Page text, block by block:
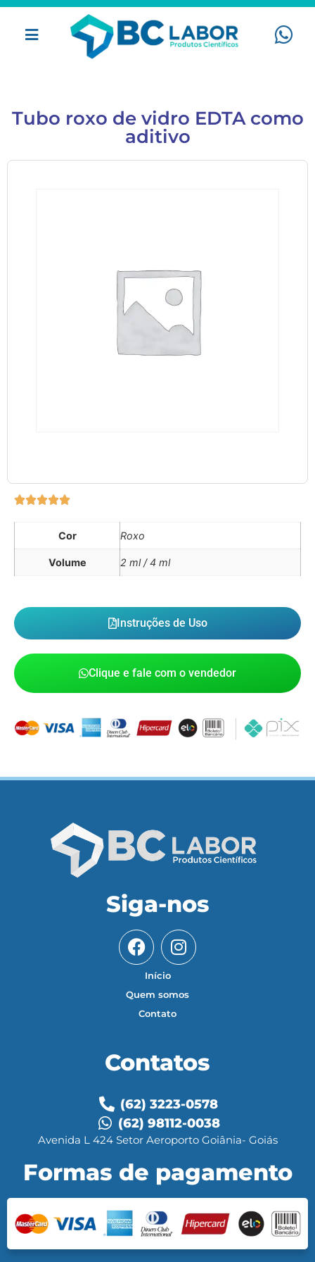
Tubo roxo de vidro EDTA como
aditivo
Cor Roxo
Volume 2 ml / 4 ml
Instruções de Uso
Clique e fale com o vendedor
Siga-nos
Início
Quem somos
Contato
Contatos
(62) 3223-0578
(62) 98112-0038
Avenida L 424 Setor Aeroporto Goiânia- Goiás
Formas de pagamento